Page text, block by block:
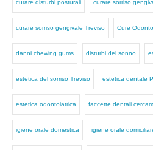
curare disturbi posturali curare sorriso
curare sorriso gengivale Treviso Cure
danni chewing gums disturbi del sonno
estetica del sorriso Treviso estetica dentale
estetica odontoiatrica faccette dentali
igiene orale domestica igiene orale